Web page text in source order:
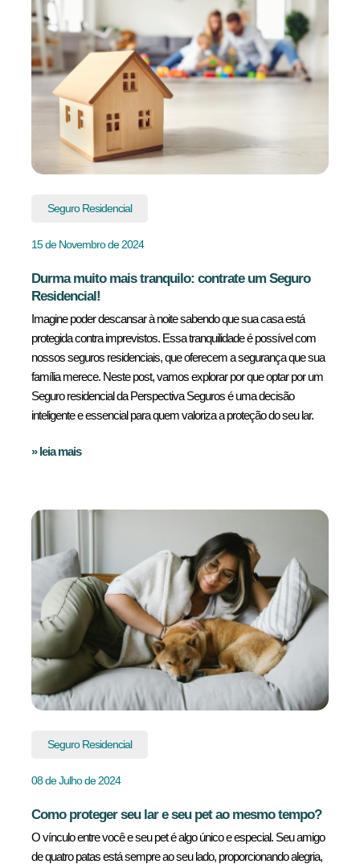
Seguro Residencial
15 de Novembro de 2024
Durma muito mais tranquilo: contrate um Seguro
Residencial!
Imagine poder descansar à noite sabendo que sua casa está
protegida contra imprevistos. Essa tranquilidade é possível com
nossos seguros residenciais, que oferecem a segurança que sua
família merece. Neste post, vamos explorar por que optar por um
Seguro residencial da Perspectiva Seguros é uma decisão
inteligente e essencial para quem valoriza a proteção do seu lar.
» leia mais
Seguro Residencial
08 de Julho de 2024
Como proteger seu lar e seu pet ao mesmo tempo?
O vínculo entre você e seu pet é algo único e especial. Seu amigo
de quatro patas está sempre ao seu lado, proporcionando alegria,